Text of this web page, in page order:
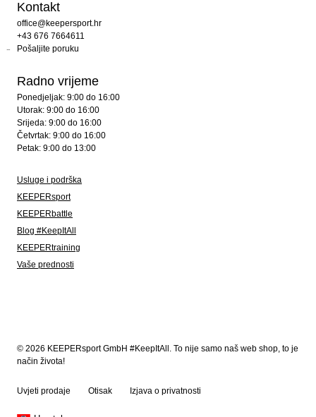
Kontakt
office@keepersport.hr
+43 676 7664611
Pošaljite poruku
Radno vrijeme
Ponedjeljak: 9:00 do 16:00
Utorak: 9:00 do 16:00
Srijeda: 9:00 do 16:00
Četvrtak: 9:00 do 16:00
Petak: 9:00 do 13:00
Usluge i podrška
KEEPERsport
KEEPERbattle
Blog #KeepItAll
KEEPERtraining
Vaše prednosti
© 2026 KEEPERsport GmbH #KeepItAll. To nije samo naš web shop, to je
način života!
Uvjeti prodaje Otisak Izjava o privatnosti